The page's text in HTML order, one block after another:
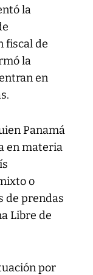
la
fiscal de
la
en
Panamá
en materia
o
de prendas
Libre de
por